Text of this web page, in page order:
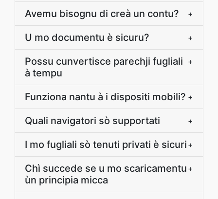
Avemu bisognu di creà un contu? +
U mo documentu è sicuru? +
Possu cunvertisce parechji fugliali
à tempu
+
Funziona nantu à i dispositi mobili? +
Quali navigatori sò supportati +
I mo fugliali sò tenuti privati è sicuri +
Chì succede se u mo scaricamentu
ùn principia micca
+